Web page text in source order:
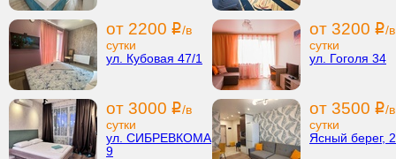
от 2200 i/в
сутки
ул. Кубовая 47/1
от 3200 i/в
сутки
ул. Гоголя 34
от 3000 i/в
сутки
ул. СИБРЕВКОМА
9
от 3500 i/в
сутки
Ясный берег,